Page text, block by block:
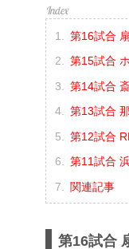
第16試合
第15試合
第14試合
第13試合
第12試合
第11試合
関連記事
第16試合